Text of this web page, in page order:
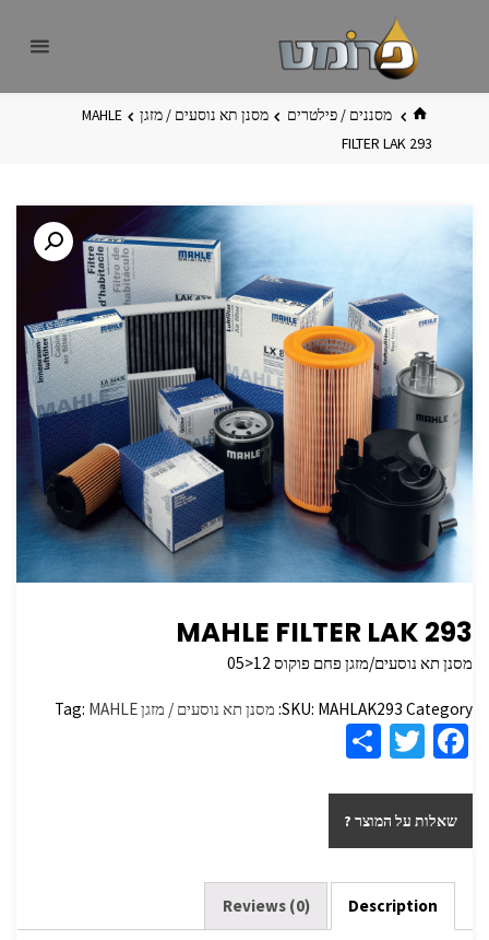
בית מסננים / פילטרים מסנן תא נוסעים / מזגן
MAHLE
FILTER LAK 293
MAHLE FILTER LAK 293
מסנן תא נוסעים/מזגן פחם פוקוס 12<05
SKU: MAHLAK293 Category: מסנן תא נוסעים / מזגן Tag: MAHLE
Fa
b
o
o
k
T
tt
er
ar
e
שאלות על המוצר ?
Description
Reviews (0)